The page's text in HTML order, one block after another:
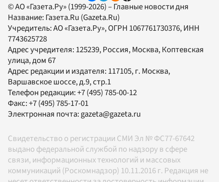
© АО «Газета.Ру» (1999-2026) – Главные новости дня
Название: Газета.Ru (Gazeta.Ru)
Учредитель:АО «Газета.Ру», ОГРН 1067761730376, ИНН
7743625728
Адрес учредителя: 125239, Россия, Москва, Коптевская
улица, дом 67
Адрес редакции и издателя: 117105, г. Москва,
Варшавское шоссе, д.9, стр.1
Телефон редакции:+7 (495) 785-00-12
Факс:+7 (495) 785-17-01
Электронная почта: gazeta@gazeta.ru
Свидетельство о регистрации СМИ Эл № ФС77-67642
выдано федеральной службой по надзору в сфере
связи, информационных технологий и массовых
коммуникаций (Роскомнадзор) 10.11.2016 г. Редакция не